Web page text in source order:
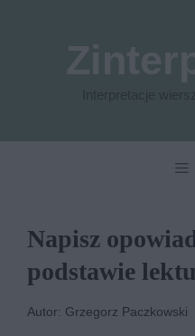
Napisz
podstawie
Autor: Grzegorz Paczkowski